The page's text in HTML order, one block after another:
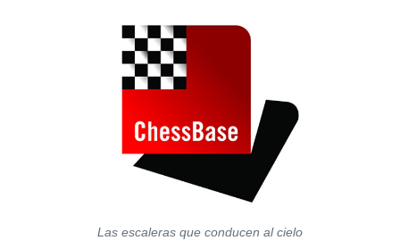
Las escaleras que conducen al cielo